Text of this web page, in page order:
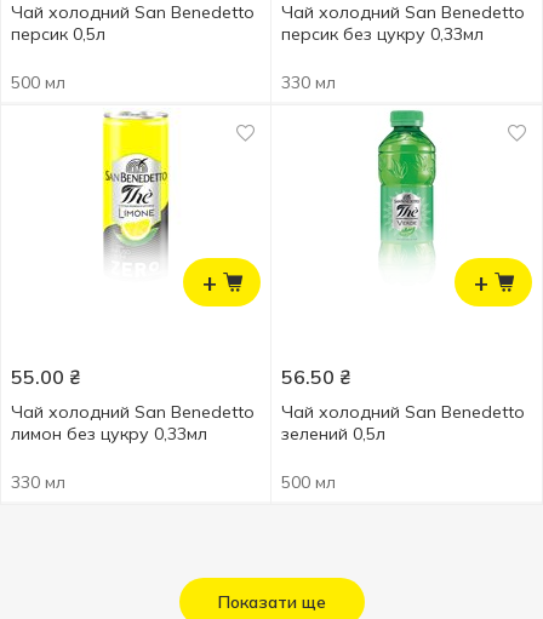
Чай холодний San Benedetto
персик 0,5л
500 мл
Чай холодний San Benedetto
персик без цукру 0,33мл
330 мл
+
55.00 ₴
Чай холодний San Benedetto
лимон без цукру 0,33мл
330 мл
+
56.50 ₴
Чай холодний San Benedetto
зелений 0,5л
500 мл
Показати ще